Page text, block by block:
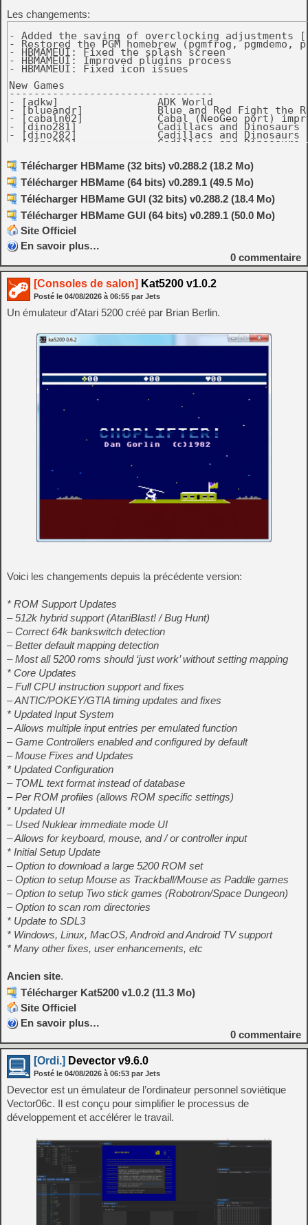
Les changements:
- Added the saving of overclocking adjustments
- Restored the PGM homebrew (pgmfrog, pgmdemo,
- HBMAMEUI: Fixed the splash screen
- HBMAMEUI: Improved plugins process
- HBMAMEUI: Fixed icon issues
New Games
---------------------------------
- [adkw]                ADK World
- [blueandr]            Blue and Red Fight the
- [cabaln02]            Cabal (NeoGeo port)
- [dino281]             Cadillacs and Dinosaurs
- [dino282]             Cadillacs and Dinosaurs
- [dino283]             Cadillacs and Dinosaurs
- [hyxevious]           Hyper Xevious (2026-07-
- [midnight]            Midnight Wanderers 2-level
- [nbamht01]            NBA Maximum Hangtime
- [samsho2s21]          Samurai Shodown II
- [samsho2s22]          Samurai Shodown II
- [sengoku2s01]         Sengoku 2 (Red Blood,
- [sf2prime]            Street Fighter II':
- [sfiii3ns15]          Street Fighter III 3rd
- [turfmast03]          Neo Turf Masters with
- [xeviousn05]          Xevious (Neo-Geo port,
- [zintrick07]          ZinTricK (Music tracks)
Télécharger HBMame (32 bits) v0.288.2 (18.2 Mo)
Télécharger HBMame (64 bits) v0.289.1 (49.5 Mo)
Télécharger HBMame GUI (32 bits) v0.288.2 (18.4 Mo)
Télécharger HBMame GUI (64 bits) v0.289.1 (50.0 Mo)
Site Officiel
En savoir plus…
0 commentaire
[Consoles de salon] Kat5200 v1.0.2
Posté le 04/08/2026 à 06:55 par Jets
Un émulateur d’Atari 5200 créé par Brian Berlin.
Voici les changements depuis la précédente version:
* ROM Support Updates
– 512k hybrid support (AtariBlast! / Bug Hunt)
– Correct 64k bankswitch detection
– Better default mapping detection
– Most all 5200 roms should ‘just work’ without setting mapping
* Core Updates
– Full CPU instruction support and fixes
– ANTIC/POKEY/GTIA timing updates and fixes
* Updated Input System
– Allows multiple input entries per emulated function
– Game Controllers enabled and configured by default
– Mouse Fixes and Updates
* Updated Configuration
– TOML text format instead of database
– Per ROM profiles (allows ROM specific settings)
* Updated UI
– Used Nuklear immediate mode UI
– Allows for keyboard, mouse, and / or controller input
* Initial Setup Update
– Option to download a large 5200 ROM set
– Option to setup Mouse as Trackball/Mouse as Paddle games
– Option to setup Two stick games (Robotron/Space Dungeon)
– Option to scan rom directories
* Update to SDL3
* Windows, Linux, MacOS, Android and Android TV support
* Many other fixes, user enhancements, etc
Ancien site.
Télécharger Kat5200 v1.0.2 (11.3 Mo)
Site Officiel
En savoir plus…
0 commentaire
[Ordi.] Devector v9.6.0
Posté le 04/08/2026 à 06:53 par Jets
Devector est un émulateur de l’ordinateur personnel soviétique
Vector06c. Il est conçu pour simplifier le processus de
développement et accélérer le travail.